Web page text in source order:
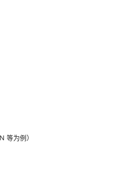
等为例）